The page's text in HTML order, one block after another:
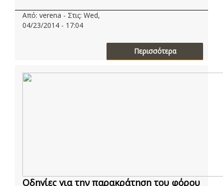
Από: verena - Στις: Wed,
04/23/2014 - 17:04
Περισσότερα
Οδηγίες για την παρακράτηση του φόρου